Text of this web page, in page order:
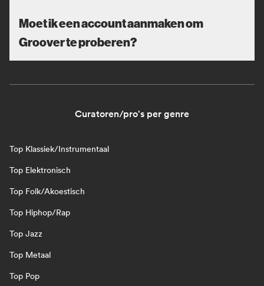
Moet ik een account aanmaken om
Groover te proberen?
Curatoren/pro's per genre
Top Klassiek/Instrumentaal
Top Elektronisch
Top Folk/Akoestisch
Top Hiphop/Rap
Top Jazz
Top Metaal
Top Pop